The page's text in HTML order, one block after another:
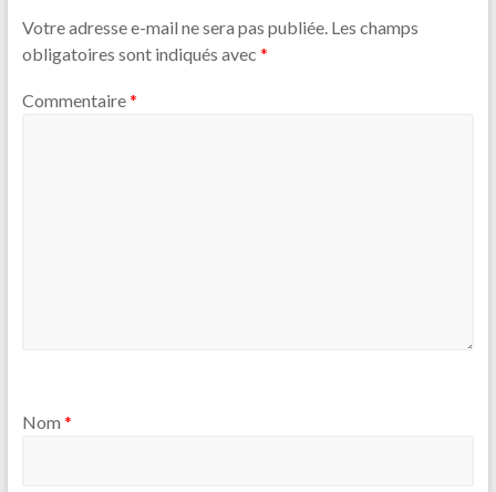
Votre adresse e-mail ne sera pas publiée. Les champs
obligatoires sont indiqués avec *
Commentaire*
Nom *